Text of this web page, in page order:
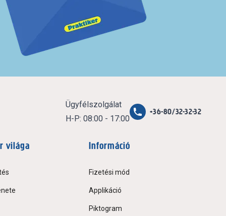
Ügyfélszolgálat
H-P: 08:00 - 17:00
+36-80/32-32-32
világa Információ
Fizetési mód
Applikáció
Piktogram